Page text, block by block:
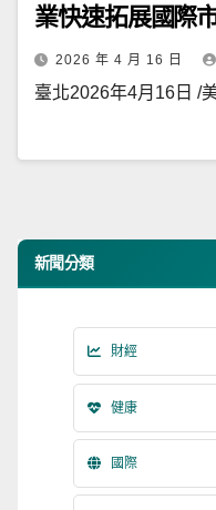
業快速拓展國際
2026 年 4 月 16 日
臺北2026年4月16日 /
新聞分類
財經
健康
國際